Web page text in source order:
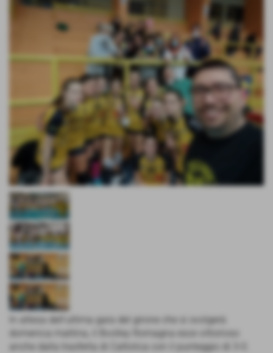
In attesa dell’ultima gara del girone che si svolgerà
domenica mattina, il Bvolley Romagna esce vittorioso
anche dalla trasferta di Cattolica con il punteggio di 3-0.